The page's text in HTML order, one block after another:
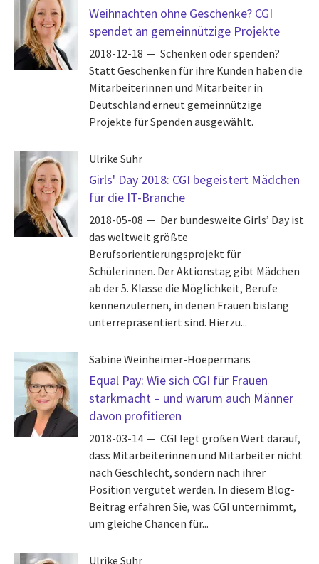
Weihnachten ohne Geschenke? CGI
spendet an gemeinnützige Projekte
2018-12-18
Schenken oder spenden?
Statt Geschenken für ihre Kunden haben die
Mitarbeiterinnen und Mitarbeiter in
Deutschland erneut gemeinnützige
Projekte für Spenden ausgewählt.
Ulrike Suhr
Girls' Day 2018: CGI begeistert Mädchen
für die IT-Branche
2018-05-08
Der bundesweite Girls’ Day ist
das weltweit größte
Berufsorientierungsprojekt für
Schülerinnen. Der Aktionstag gibt Mädchen
ab der 5. Klasse die Möglichkeit, Berufe
kennenzulernen, in denen Frauen bislang
unterrepräsentiert sind. Hierzu...
Sabine Weinheimer-Hoepermans
Equal Pay: Wie sich CGI für Frauen
starkmacht – und warum auch Männer
davon profitieren
2018-03-14
CGI legt großen Wert darauf,
dass Mitarbeiterinnen und Mitarbeiter nicht
nach Geschlecht, sondern nach ihrer
Position vergütet werden. In diesem Blog-
Beitrag erfahren Sie, was CGI unternimmt,
um gleiche Chancen für...
Ulrike Suhr